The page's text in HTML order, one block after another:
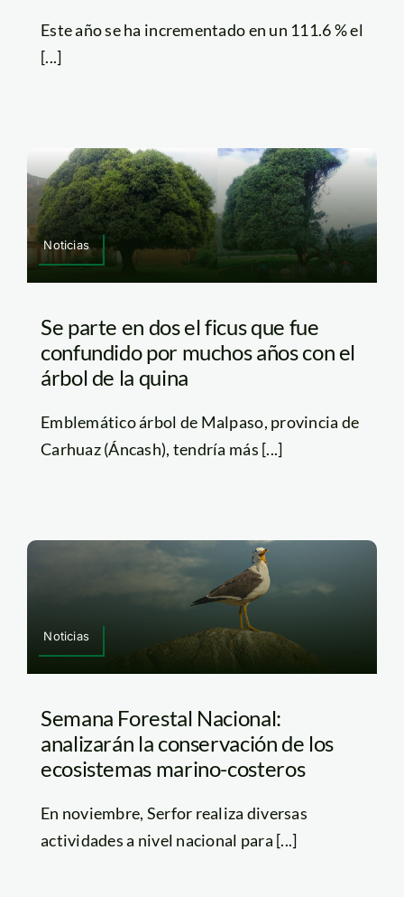
Este año se ha incrementado en un 111.6 % el
[...]
Noticias
Se parte en dos el ficus que fue
confundido por muchos años con el
árbol de la quina
Emblemático árbol de Malpaso, provincia de
Carhuaz (Áncash), tendría más [...]
Noticias
Semana Forestal Nacional:
analizarán la conservación de los
ecosistemas marino-costeros
En noviembre, Serfor realiza diversas
actividades a nivel nacional para [...]